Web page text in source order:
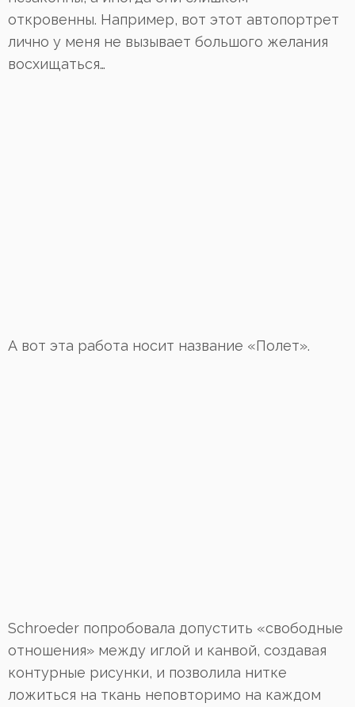
откровенны. Например, вот этот автопортрет
лично у меня не вызывает большого желания
восхищаться…
А вот эта работа носит название «Полет».
Schroeder попробовала допустить «свободные
отношения» между иглой и канвой, создавая
контурные рисунки, и позволила нитке
ложиться на ткань неповторимо на каждом